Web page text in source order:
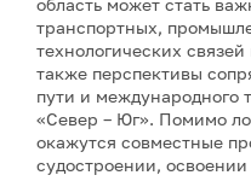
область может стать
транспортных,
технологических
также перспективы
пути и международного
«Север – Юг». Помимо
окажутся совместные
судостроении,